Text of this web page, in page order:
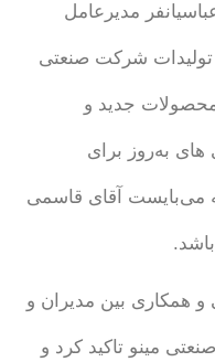
مدیرعامل
شرکت صنعتی
محصولات جدید و
به‌روز برای
می‌بایست آقای قاسمی
و همکاری بین مدیران و
مینو تاکید کرد و